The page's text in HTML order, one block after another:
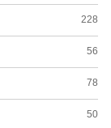
228
56
78
50